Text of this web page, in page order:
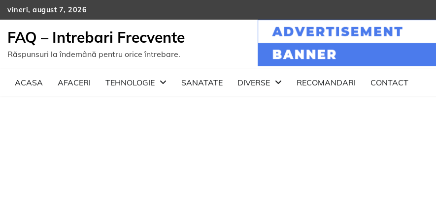
Skip
to
vineri, august 7, 2026
FAQ – Intrebari Frecvente
Răspunsuri la îndemână pentru orice întrebare.
ACASA AFACERI TEHNOLOGIE SANATATE DIVERSE RECOMANDARI CONTACT